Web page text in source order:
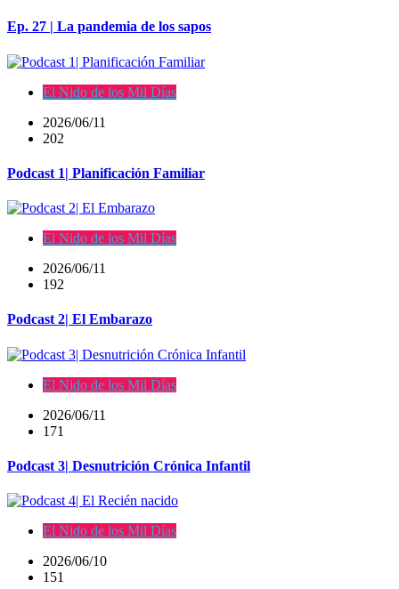
Ep. 27 | La pandemia de los sapos
El Nido de los Mil Días
2026/06/11
202
Podcast 1| Planificación Familiar
El Nido de los Mil Días
2026/06/11
192
Podcast 2| El Embarazo
El Nido de los Mil Días
2026/06/11
171
Podcast 3| Desnutrición Crónica Infantil
El Nido de los Mil Días
2026/06/10
151